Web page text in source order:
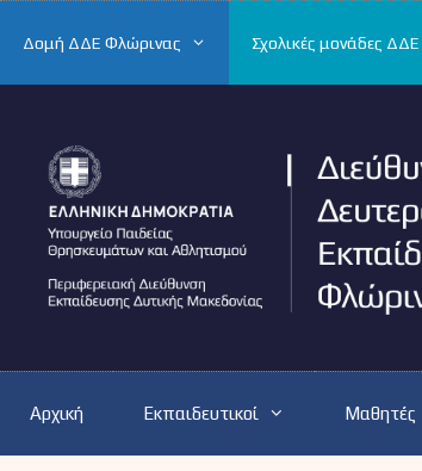
Δομή ΔΔΕ Φλώρινας Σχολικές μονάδες
Αρχική Εκπαιδευτικοί Μαθητές